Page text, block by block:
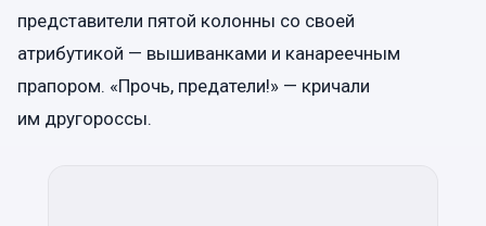
представители пятой колонны со своей
атрибутикой — вышиванками и канареечным
прапором. «Прочь, предатели!» — кричали
им другороссы.